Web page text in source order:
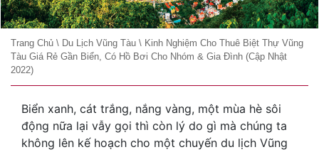
Trang Chủ \ Du Lịch Vũng Tàu \ Kinh Nghiệm Cho Thuê Biệt Thự Vũng
Tàu Giá Rẻ Gần Biển, Có Hồ Bơi Cho Nhóm & Gia Đình (cập Nhật
2022)
Biển xanh, cát trắng, nắng vàng, một mùa hè sôi
động nữa lại vẫy gọi thì còn lý do gì mà chúng ta
không lên kế hoạch cho một chuyến du lịch Vũng